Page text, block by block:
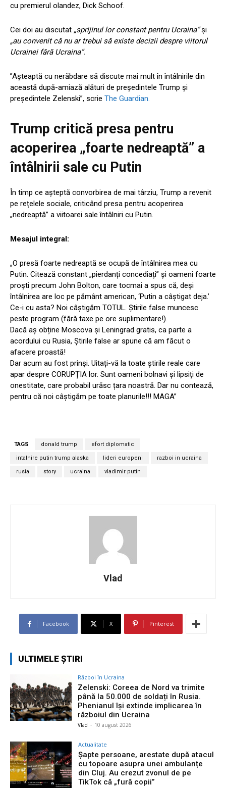
cu premierul olandez, Dick Schoof.
Cei doi au discutat „sprijinul lor constant pentru Ucraina”și
„au convenit că nu ar trebui să existe decizii despre viitorul
Ucrainei fără Ucraina”.
”Așteaptă cu nerăbdare să discute mai mult în întâlnirile din
această după-amiază alături de președintele Trump și
președintele Zelenski”, scrie The Guardian.
Trump critică presa pentru
acoperirea „foarte nedreaptă” a
întâlnirii sale cu Putin
În timp ce așteptă convorbirea de mai târziu, Trump a revenit
pe rețelele sociale, criticând presa pentru acoperirea
„nedreaptă” a viitoarei sale întâlniri cu Putin.
Mesajul integral:
„O presă foarte nedreaptă se ocupă de întâlnirea mea cu
Putin. Citează constant „pierdanți concediați” și oameni foarte
proști precum John Bolton, care tocmai a spus că, deși
întâlnirea are loc pe pământ american, ‘Putin a câștigat deja.’
Ce-i cu asta? Noi câștigăm TOTUL. Știrile false muncesc
peste program (fără taxe pe ore suplimentare!).
Dacă aș obține Moscova și Leningrad gratis, ca parte a
acordului cu Rusia, Știrile false ar spune că am făcut o
afacere proastă!
Dar acum au fost prinși. Uitați-vă la toate știrile reale care
apar despre CORUPȚIA lor. Sunt oameni bolnavi și lipsiți de
onestitate, care probabil urăsc țara noastră. Dar nu contează,
pentru că noi câștigăm pe toate planurile!!! MAGA”
TAGS donald trump efort diplomatic
intalnire putin trump alaska lideri europeni razboi in ucraina
rusia story ucraina vladimir putin
Vlad
Facebook X Pinterest
ULTIMELE ȘTIRI
Război în Ucraina
Zelenski: Coreea de Nord va trimite
până la 50.000 de soldați în Rusia.
Phenianul își extinde implicarea în
războiul din Ucraina
Vlad - 10 august 2026
Actualitate
Șapte persoane, arestate după atacul
cu topoare asupra unei ambulanțe
din Cluj. Au crezut zvonul de pe
TikTok că „fură copii”